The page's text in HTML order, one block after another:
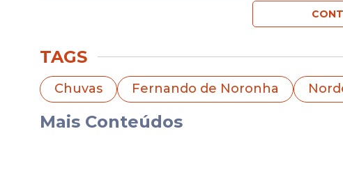
Já no restante do estado, a Apac reforça que
“Parcialmente nublado sem chuva em toda a
boletim divulgado na manhã desta quinta.
TAGS
Chuvas Fernando de Noronha
Mais Conteúdos